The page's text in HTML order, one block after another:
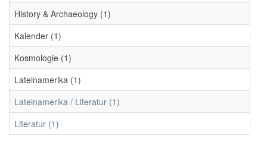
History & Archaeology (1)
Kalender (1)
Kosmologie (1)
Lateinamerika (1)
Lateinamerika / Literatur (1)
Literatur (1)